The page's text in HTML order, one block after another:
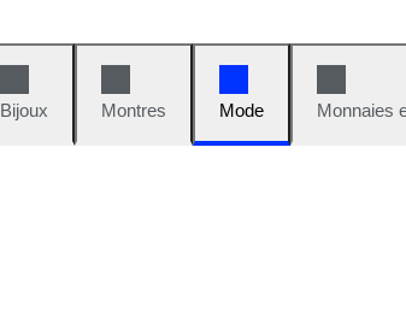
Bijoux Montres Mode Monnaies